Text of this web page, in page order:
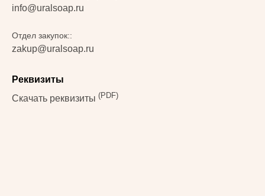
info@uralsoap.ru
Отдел закупок::
zakup@uralsoap.ru
Реквизиты
Скачать реквизиты (PDF)